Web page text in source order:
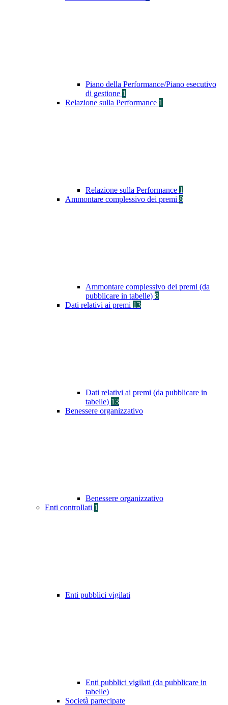
Piano della Performance/Piano esecutivo
di gestione 1
Relazione sulla Performance 1
Relazione sulla Performance 1
Ammontare complessivo dei premi 8
Ammontare complessivo dei premi (da
pubblicare in tabelle) 8
Dati relativi ai premi 13
Dati relativi ai premi (da pubblicare in
tabelle) 13
Benessere organizzativo
Benessere organizzativo
Enti controllati 1
Enti pubblici vigilati
Enti pubblici vigilati (da pubblicare in
tabelle)
Società partecipate